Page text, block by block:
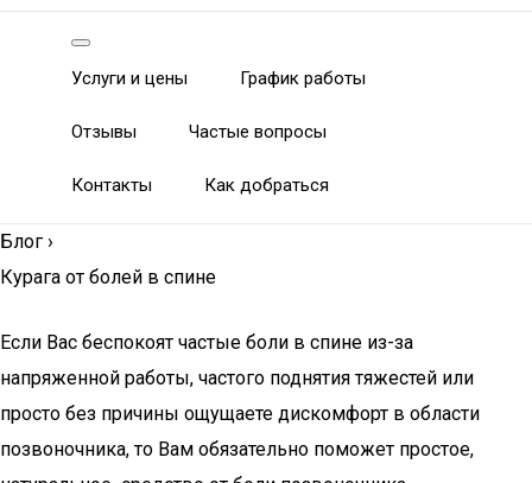
Услуги и цены График работы
Отзывы Частые вопросы
Контакты Как добраться
Блог ›
Курага от болей в спине
Если Вас беспокоят частые боли в спине из-за
напряженной работы, частого поднятия тяжестей или
просто без причины ощущаете дискомфорт в области
позвоночника, то Вам обязательно поможет простое,